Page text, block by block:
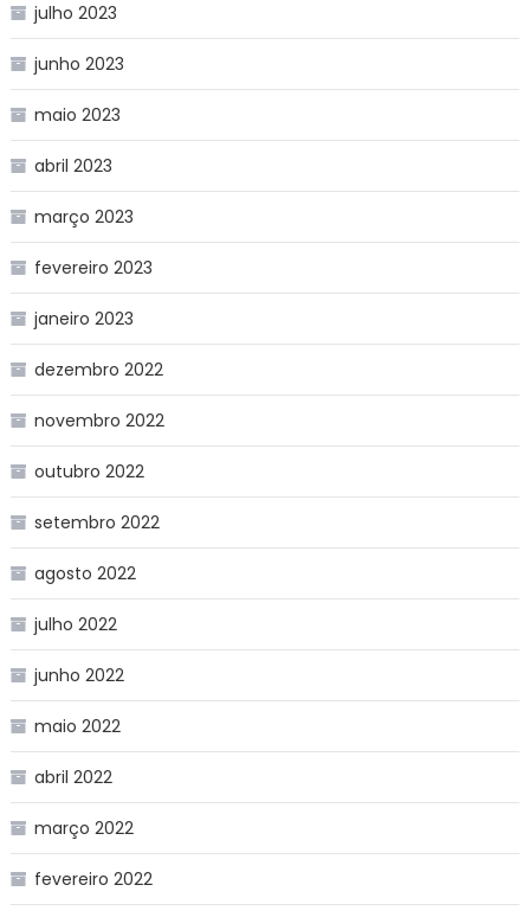
julho 2023
junho 2023
maio 2023
abril 2023
março 2023
fevereiro 2023
janeiro 2023
dezembro 2022
novembro 2022
outubro 2022
setembro 2022
agosto 2022
julho 2022
junho 2022
maio 2022
abril 2022
março 2022
fevereiro 2022